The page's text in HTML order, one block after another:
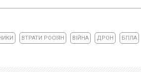
ВТРАТИ РОСІЯН ВІЙНА ДРОН БПЛА